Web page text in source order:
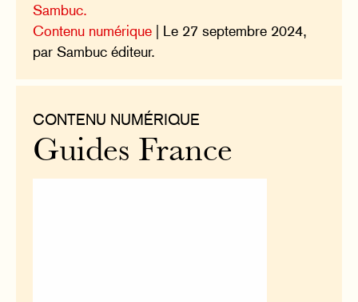
Sambuc.
Contenu numérique | Le 27 septembre 2024,
par Sambuc éditeur.
CONTENU NUMÉRIQUE
Guides France